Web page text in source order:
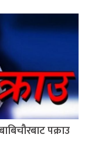
पक्राउ